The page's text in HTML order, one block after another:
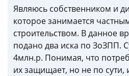
Являюсь собственником и
которое занимается
строительством. В данное
подано два иска по ЗоЗПП.
4млн.р. Понимая, что
их защищает, но не по